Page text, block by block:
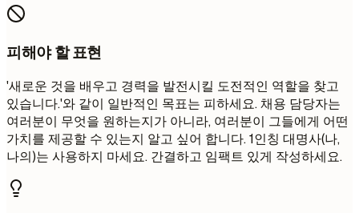
피해야 할 표현
'새로운 것을 배우고 경력을 발전시킬 도전적인 역할을 찾고
있습니다.'와 같이 일반적인 목표는 피하세요. 채용 담당자는
여러분이 무엇을 원하는지가 아니라, 여러분이 그들에게 어떤
가치를 제공할 수 있는지 알고 싶어 합니다. 1인칭 대명사(나,
나의)는 사용하지 마세요. 간결하고 임팩트 있게 작성하세요.